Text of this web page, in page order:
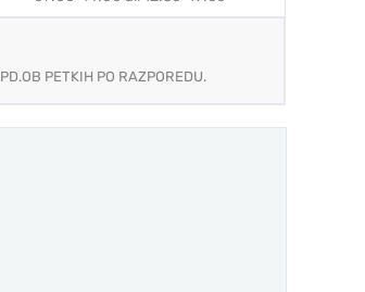
PETKIH PO RAZPOREDU.